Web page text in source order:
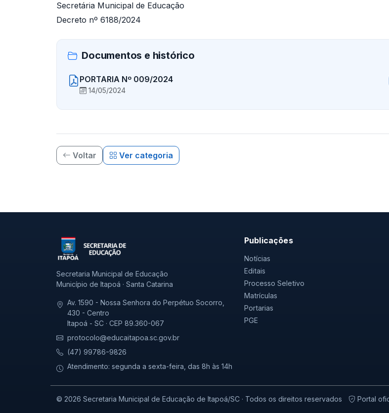
Secretária Municipal de Educação
Decreto nº 6188/2024
Documentos e histórico
PORTARIA Nº 009/2024
14/05/2024
Voltar Ver categoria
Secretaria Municipal de Educação
Município de Itapoá · Santa Catarina
Av. 1590 - Nossa Senhora do Perpétuo Socorro,
430 - Centro
Itapoá - SC · CEP 89.360-067
protocolo@educaitapoa.sc.gov.br
(47) 99786-9826
Atendimento: segunda a sexta-feira, das 8h às 14h
Publicações
Notícias
Editais
Processo Seletivo
Matrículas
Portarias
PGE
© 2026 Secretaria Municipal de Educação de Itapoá/SC · Todos os direitos reservados Portal